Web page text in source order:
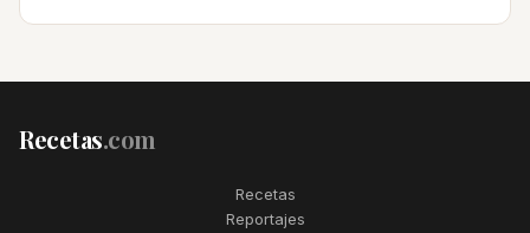
Recetas.com
Recetas
Reportajes